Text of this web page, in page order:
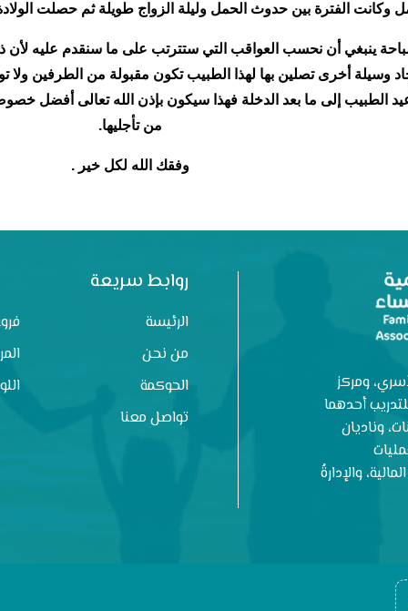
وكانت الفترة بين حدوث الحمل وليلة الزواج طويلة ثم حصلت
ينبغي أن نحسب العواقب التي ستترتب على ما سنقدم عليه لأن
وسيلة أخرى تصلين بها لهذا الطبيب تكون مقبولة من الطرفين
الطبيب إلى ما بعد الدخلة فهذا سيكون بإذن الله تعالى أفضل
من تأجليها.
وفقك الله لكل خير .
الأسري، ومركز
أحدهما
وناديان
والإدارةُ
روابط سريعة
الرئيسة
من نحن
الحوكمة
تواصل معنا